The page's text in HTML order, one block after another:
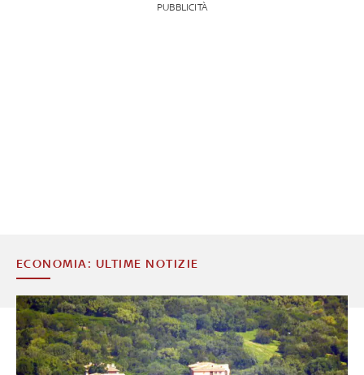
PUBBLICITÀ
ECONOMIA: ULTIME NOTIZIE